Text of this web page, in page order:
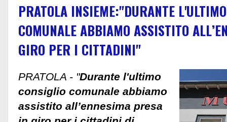
PRATOLA INSIEME:"DURANTE
COMUNALE ABBIAMO ASSISTITO
GIRO PER I CITTADINI"
PRATOLA - "Durante l'ultimo
consiglio comunale abbiamo
assistito all’ennesima presa